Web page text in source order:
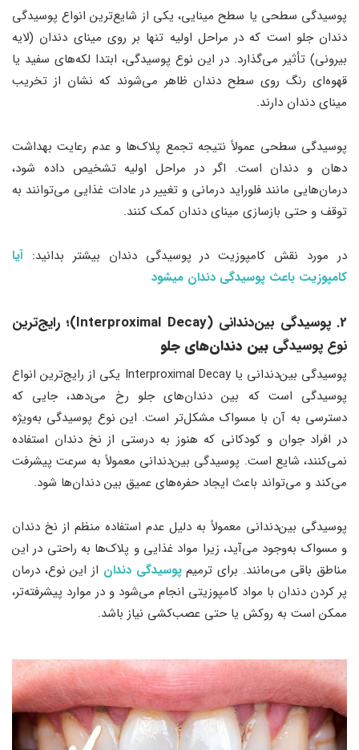
پوسیدگی سطحی یا سطح مینایی، یکی از شایع‌ترین انواع پوسیدگی
دندان جلو است که در مراحل اولیه تنها بر روی مینای دندان (لایه
بیرونی) تأثیر می‌گذارد. در این نوع پوسیدگی، ابتدا لکه‌های سفید یا
قهوه‌ای رنگ روی سطح دندان ظاهر می‌شوند که نشان از تخریب
مینای دندان دارند.
پوسیدگی سطحی عمولاً نتیجه تجمع پلاک‌ها و عدم رعایت بهداشت
دهان و دندان است. اگر در مراحل اولیه تشخیص داده شود،
درمان‌هایی مانند فلوراید درمانی و تغییر در عادات غذایی می‌توانند به
توقف و حتی بازسازی مینای دندان کمک کنند.
در مورد نقش کامپوزیت در پوسیدگی دندان بیشتر بدانید: آیا
کامپوزیت باعث پوسیدگی دندان میشود
2. پوسیدگی بین‌دندانی (Interproximal Decay) ؛ رایج‌ترین
نوع پوسیدگی بین دندان‌های جلو
پوسیدگی بین‌دندانی یا Interproximal Decay یکی از رایج‌ترین انواع
پوسیدگی است که بین دندان‌های جلو رخ می‌دهد، جایی که
دسترسی به آن با مسواک مشکل‌تر است. این نوع پوسیدگی به‌ویژه
در افراد جوان و کودکانی که هنوز به درستی از نخ دندان استفاده
نمی‌کنند، شایع است. پوسیدگی بین‌دندانی معمولاً به سرعت پیشرفت
می‌کند و می‌تواند باعث ایجاد حفره‌های عمیق بین دندان‌ها شود.
پوسیدگی بین‌دندانی معمولاً به دلیل عدم استفاده منظم از نخ دندان
و مسواک به‌وجود می‌آید، زیرا مواد غذایی و پلاک‌ها به راحتی در این
مناطق باقی می‌مانند. برای ترمیمپوسیدگی ‌دندان از این نوع، درمان
پر کردن دندان با مواد کامپوزیتی انجام می‌شود و در موارد پیشرفته‌تر،
ممکن است به روکش یا حتی عصب‌کشی نیاز باشد.